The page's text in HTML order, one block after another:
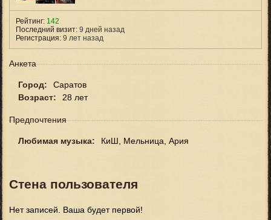
Рейтинг: 142
Последний визит: 9 дней назад
Регистрация: 9 лет назад
Анкета
Город:
Саратов
Возраст:
28 лет
Предпочтения
Любимая музыка: КиШ, Мельница, Ария
Стена пользователя
Нет записей. Ваша будет первой!